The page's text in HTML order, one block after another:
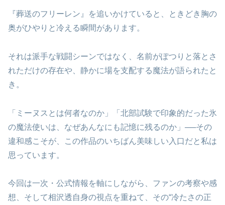
『葬送のフリーレン』を追いかけていると、ときどき胸の
奥がひやりと冷える瞬間があります。
それは派手な戦闘シーンではなく、名前がぽつりと落とさ
れただけの存在や、静かに場を支配する魔法が語られたと
き。
「ミーヌスとは何者なのか」「北部試験で印象的だった氷
の魔法使いは、なぜあんなにも記憶に残るのか」──その
違和感こそが、この作品のいちばん美味しい入口だと私は
思っています。
今回は一次・公式情報を軸にしながら、ファンの考察や感
想、そして相沢透自身の視点を重ねて、その“冷たさの正